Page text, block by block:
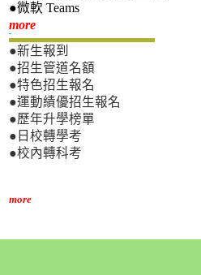
●微軟 Teams
more新生專區
●新生報到
●招生管道名額
●特色招生報名
●運動績優招生報名
●歷年升學榜單
●日校轉學考
●校內轉科考
more